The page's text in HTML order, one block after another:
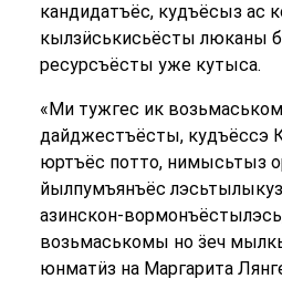
кандидатъёс, кудъёсыз ас
кылзӥськисьёсты люканы
ресурсъёсты уже кутыса.
«Ми тужгес ик
дайджестъёсты, кудъёссэ
юртъёс потто, нимысьтыз
йылпумъянъёс
азинскон-
возьмаськомы но ӟеч
юнматӥз на Маргарита